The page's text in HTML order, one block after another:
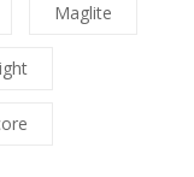
Maglite